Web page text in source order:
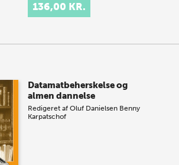
136,00 KR.
Datamatbeherskelse og
almen dannelse
Redigeret afOluf Danielsen Benny
Karpatschof